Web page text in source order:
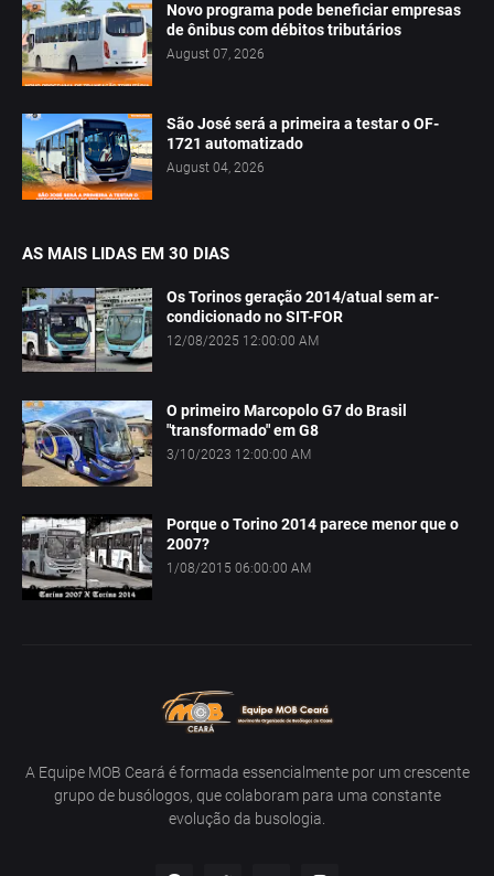
Novo programa pode beneficiar empresas
de ônibus com débitos tributários
August 07, 2026
São José será a primeira a testar o OF-
1721 automatizado
August 04, 2026
AS MAIS LIDAS EM 30 DIAS
Os Torinos geração 2014/atual sem ar-
condicionado no SIT-FOR
12/08/2025 12:00:00 AM
O primeiro Marcopolo G7 do Brasil
"transformado" em G8
3/10/2023 12:00:00 AM
Porque o Torino 2014 parece menor que o
2007?
1/08/2015 06:00:00 AM
A Equipe MOB Ceará é formada essencialmente por um crescente
grupo de busólogos, que colaboram para uma constante
evolução da busologia.